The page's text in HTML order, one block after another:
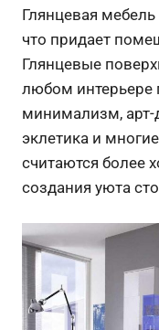
Глянцевая
что придает
Глянцевые
любом интерьере
минимализм, арт-
эклетика и
считаются более
создания уюта